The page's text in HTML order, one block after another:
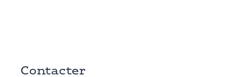
Contacter